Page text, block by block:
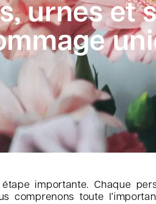
urnes et
importante. Chaque
comprenons toute